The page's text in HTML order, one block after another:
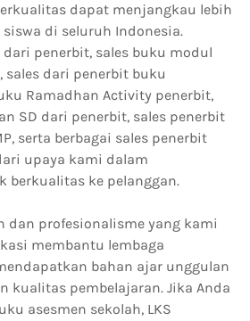
dapat menjangkau lebih
di seluruh Indonesia.
dari penerbit, sales buku modul
sales dari penerbit buku
Ramadhan Activity penerbit,
SD dari penerbit, sales penerbit
serta berbagai sales penerbit
upaya kami dalam
berkualitas ke pelanggan.
dan profesionalisme yang kami
membantu lembaga
bahan ajar unggulan
kualitas pembelajaran. Jika Anda
asesmen sekolah, LKS